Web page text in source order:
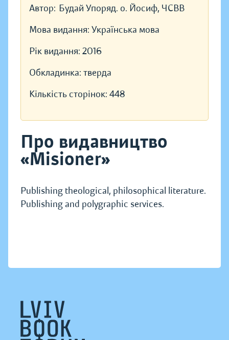
Автор: Будай Упоряд. о. Йосиф, ЧСВВ
Мова видання: Українська мова
Рік видання: 2016
Обкладинка: тверда
Кількість сторінок: 448
Про видавництво
«Misioner»
Publishing theological, philosophical literature.
Publishing and polygraphic services.